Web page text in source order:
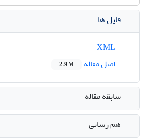
فایل ها
اصل مقاله
2.9 M
سابقه مقاله
هم رسانی